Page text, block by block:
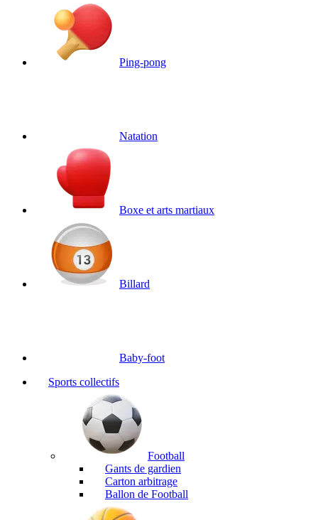
Ping-pong
Natation
Boxe et arts martiaux
Billard
Baby-foot
Sports collectifs
Football
Gants de gardien
Carton arbitrage
Ballon de Football